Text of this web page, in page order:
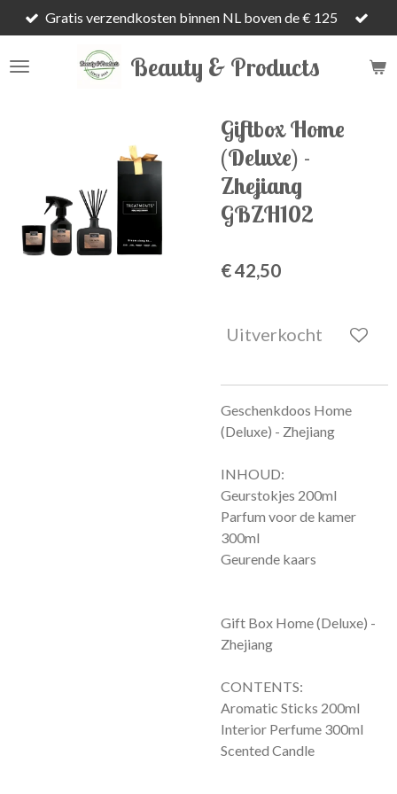
Ga
direct
naar
Beauty & Products
Gratis verzendkosten binnen NL boven de € 125
Giftbox Home
(Deluxe) -
Zhejiang
GBZH102
€ 42,50
Uitverkocht
Geschenkdoos Home
(Deluxe) - Zhejiang
INHOUD:
Geurstokjes 200ml
Parfum voor de kamer
300ml
Geurende kaars
Gift Box Home (Deluxe) -
Zhejiang
CONTENTS:
Aromatic Sticks 200ml
Interior Perfume 300ml
Scented Candle